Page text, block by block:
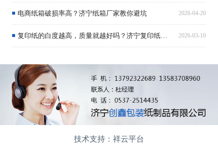
电商纸箱破损率高？济宁纸箱厂家教你避坑 2026-04-20
复印纸的白度越高，质量就越好吗？济宁复印纸厂家解析 2026-03-10
技术支持：祥云平台